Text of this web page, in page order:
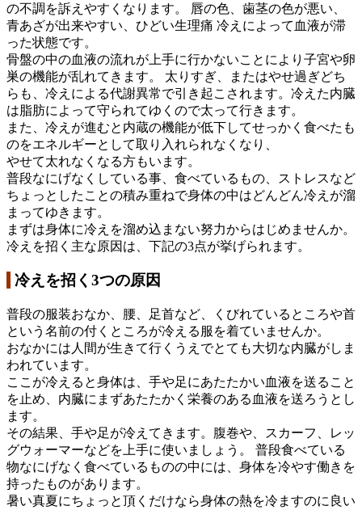
の不調を訴えやすくなります。 唇の色、歯茎の色が悪い、
青あざが出来やすい、ひどい生理痛 冷えによって血液が滞
った状態です。
骨盤の中の血液の流れが上手に行かないことにより子宮や卵
巣の機能が乱れてきます。 太りすぎ、またはやせ過ぎどち
らも、冷えによる代謝異常で引き起こされます。冷えた内臓
は脂肪によって守られてゆくので太って行きます。
また、冷えが進むと内蔵の機能が低下してせっかく食べたも
のをエネルギーとして取り入れられなくなり、
やせて太れなくなる方もいます。
普段なにげなくしている事、食べているもの、ストレスなど
ちょっとしたことの積み重ねで身体の中はどんどん冷えが溜
まってゆきます。
まずは身体に冷えを溜め込まない努力からはじめませんか。
冷えを招く主な原因は、下記の3点が挙げられます。
冷えを招く3つの原因
普段の服装おなか、腰、足首など、くびれているところや首
という名前の付くところが冷える服を着ていませんか。
おなかには人間が生きて行くうえでとても大切な内臓がしま
われています。
ここが冷えると身体は、手や足にあたたかい血液を送ること
を止め、内臓にまずあたたかく栄養のある血液を送ろうとし
ます。
その結果、手や足が冷えてきます。腹巻や、スカーフ、レッ
グウォーマーなどを上手に使いましょう。 普段食べている
物なにげなく食べているものの中には、身体を冷やす働きを
持ったものがあります。
暑い真夏にちょっと頂くだけなら身体の熱を冷ますのに良い